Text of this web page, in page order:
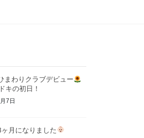
まわりクラブデビュー
キの初日！
7日
月になりました